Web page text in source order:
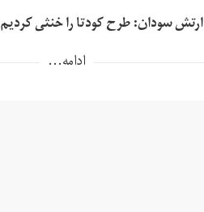
ارتش سودان: طرح کودتا را خنثی کردیم
ادامه...